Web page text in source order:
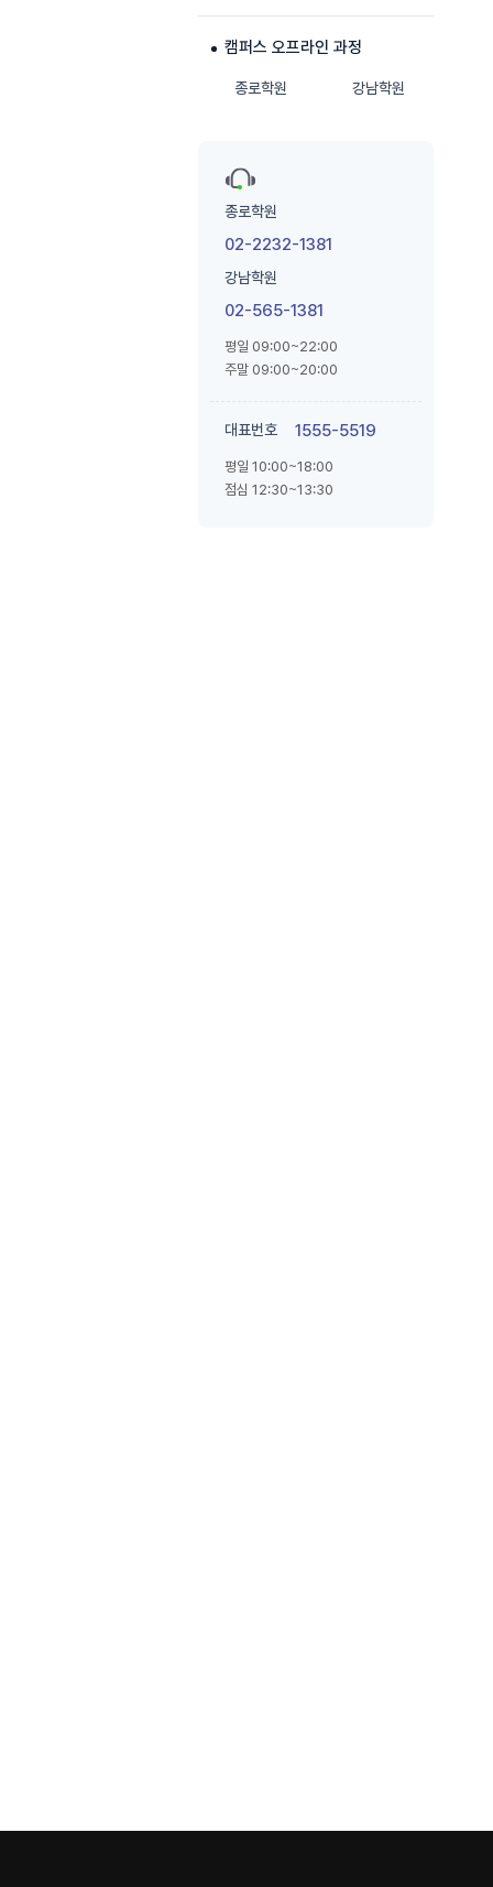
캠퍼스 오프라인 과정
종로학원 강남학원
종로학원
02-2232-1381
강남학원
02-565-1381
평일 09:00~22:00
주말 09:00~20:00
대표번호 1555-5519
평일 10:00~18:00
점심 12:30~13:30